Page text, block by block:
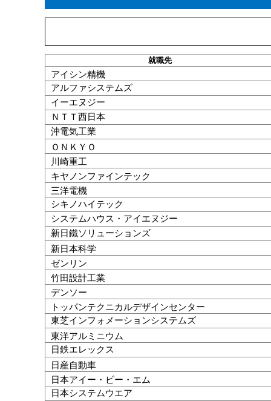
就職先
アイシン精機
アルファシステムズ
イーエヌジー
ＮＴＴ西日本
沖電気工業
ＯＮＫＹＯ
川崎重工
キヤノンファインテック
三洋電機
シキノハイテック
システムハウス・アイエヌジー
新日鐵ソリューションズ
新日本科学
ゼンリン
竹田設計工業
デンソー
トッパンテクニカルデザインセンター
東芝インフォメーションシステムズ
東洋アルミニウム
日鉄エレックス
日産自動車
日本アイー・ビー・エム
日本システムウエア